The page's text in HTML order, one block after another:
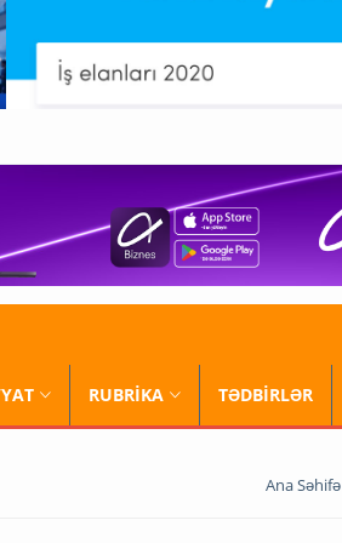
RUBRİKA TƏDBİRLƏR
Ana Səhifə